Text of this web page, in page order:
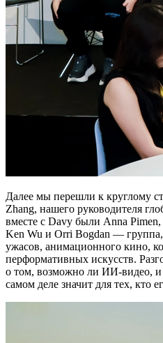
Далее мы перешли к круглому
Zhang, нашего руководителя
вместе с Davy были Anna
Ken Wu и Orri Bogdan —
ужасов, анимационного кино,
перформативных искусств.
о том, возможно ли ИИ-видео, и
самом деле значит для тех, кто